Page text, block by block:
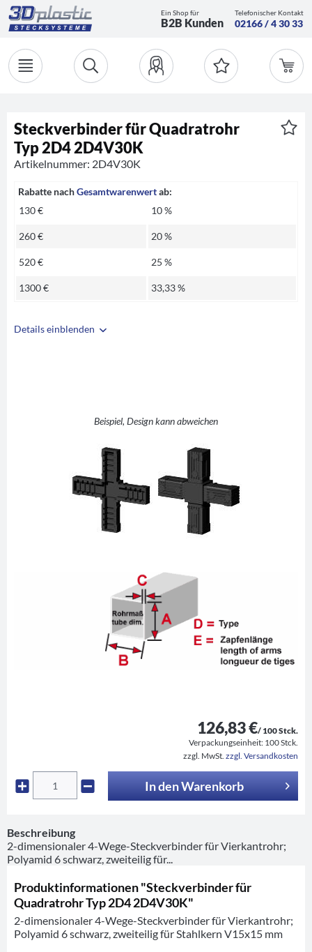
Ein Shop für
B2B Kunden
Telefonischer Kontakt
02166 / 4 30 33
Details einblenden
Beispiel, Design kann abweichen
Steckverbinder für Quadratrohr
Typ 2D4 2D4V30K
Artikelnummer: 2D4V30K
Rabatte nachGesamtwarenwertab:
130 €
10 %
260 € 20 %
520 € 25 %
1300 € 33,33 %
126,83 €/ 100 Stck.
Verpackungseinheit: 100 Stck.
zzgl. MwSt. zzgl. Versandkosten
In denWarenkorb
Beschreibung
2-dimensionaler 4-Wege-Steckverbinder für Vierkantrohr;
Polyamid 6 schwarz, zweiteilig für...
Produktinformationen "Steckverbinder für
Quadratrohr Typ 2D4 2D4V30K"
2-dimensionaler 4-Wege-Steckverbinder für Vierkantrohr;
Polyamid 6 schwarz, zweiteilig für Stahlkern V15x15 mm